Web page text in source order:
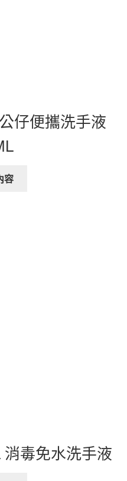
仔便攜洗手液
容
毒免水洗手液